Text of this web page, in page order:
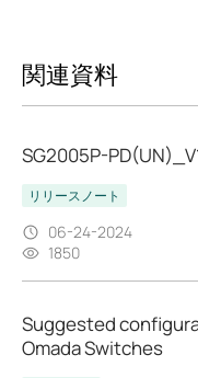
関連資料
SG2005P-
リリースノート
06-24-2024
1850
Suggested
Omada Switches